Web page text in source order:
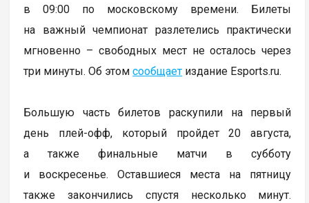
в 09:00 по московскому времени. Билеты
на важный чемпионат разлетелись практически
мгновенно – свободных мест не осталось через
три минуты. Об этомсообщает издание Esports.ru.
Большую часть билетов раскупили на первый
день плей-офф, который пройдет 20 августа,
а также финальные матчи в субботу
и воскресенье. Оставшиеся места на пятницу
также закончились спустя несколько минут.